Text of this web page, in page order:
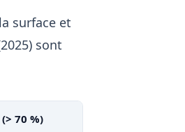
surface et
sont
70 %)